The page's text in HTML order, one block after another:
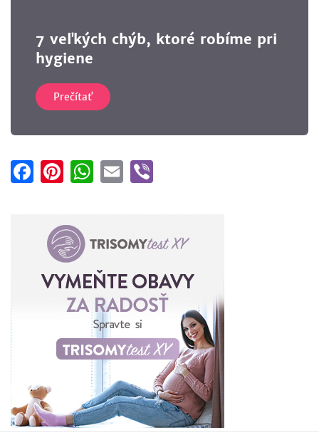
7 veľkých chýb, ktoré robíme pri
hygiene
Prečítať
Facebook
Pinterest
WhatsApp
Email